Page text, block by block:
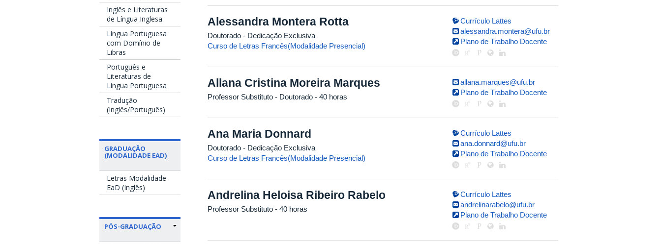
Inglês e Literaturas
de Língua Inglesa
Língua Portuguesa
com Domínio de
Libras
Português e
Literaturas de
Língua Portuguesa
Tradução
(Inglês/Português)
GRADUAÇÃO
(MODALIDADE EAD)
Letras Modalidade
EaD (Inglês)
PÓS-GRADUAÇÃO
Alessandra Montera Rotta
Doutorado - Dedicação Exclusiva
Curso de Letras Francês(Modalidade Presencial)
Currículo Lattes
alessandra.montera@ufu.br
Plano de Trabalho Docente
Allana Cristina Moreira Marques
Professor Substituto - Doutorado - 40 horas
allana.marques@ufu.br
Plano de Trabalho Docente
Ana Maria Donnard
Doutorado - Dedicação Exclusiva
Curso de Letras Francês(Modalidade Presencial)
Currículo Lattes
ana.donnard@ufu.br
Plano de Trabalho Docente
Andrelina Heloisa Ribeiro Rabelo
Professor Substituto - 40 horas
Currículo Lattes
andrelinarabelo@ufu.br
Plano de Trabalho Docente